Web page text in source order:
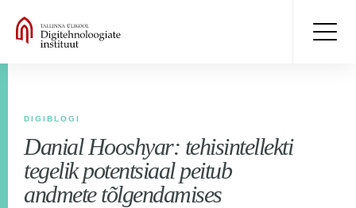
DIGIBLOGI
Danial Hooshyar: tehisintellekti
tegelik potentsiaal peitub
andmete tõlgendamises